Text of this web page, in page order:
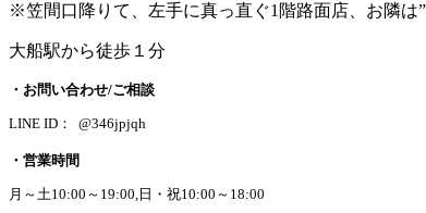
※笠間口降りて、左手に真っ直ぐ1階路面店、お隣は”
大船駅から徒歩１分
・お問い合わせ/ご相談
LINE ID： @346jpjqh
・営業時間
月～土10:00～19:00,日・祝10:00～18:00